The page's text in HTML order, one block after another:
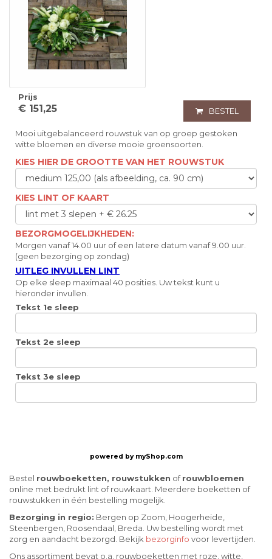
Prijs
€ 151,25 BESTEL
Mooi uitgebalanceerd rouwstuk van op groep gestoken
witte bloemen en diverse mooie groensoorten.
KIES HIER DE GROOTTE VAN HET ROUWSTUK
KIES LINT OF KAART
BEZORGMOGELIJKHEDEN:
Morgen vanaf 14.00 uur of een latere datum vanaf 9.00 uur.
(geen bezorging op zondag)
UITLEG INVULLEN LINT
Op elke sleep maximaal 40 posities. Uw tekst kunt u
hieronder invullen.
Tekst 1e sleep
Tekst 2e sleep
Tekst 3e sleep
powered by myShop.com
Bestel rouwboeketten, rouwstukken ofrouwbloemen
online met bedrukt lint of rouwkaart. Meerdere boeketten of
rouwstukken in één bestelling mogelijk.
Bezorging in regio: Bergen op Zoom, Hoogerheide,
Steenbergen, Roosendaal, Breda. Uw bestelling wordt met
zorg en aandacht bezorgd. Bekijk bezorginfo voor levertijden.
Ons assortiment bevat o.a. rouwboeketten met roze, witte,